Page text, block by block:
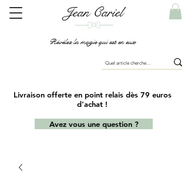
Jean Cariel
Révélez la magie qui est en eux
Livraison offerte en point relais dès 79 euros
d'achat !
Avez vous une question ?